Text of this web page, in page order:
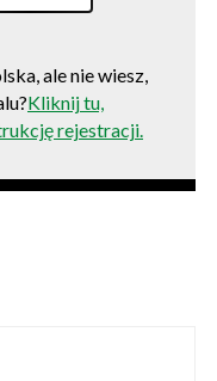
ale nie wiesz,
Kliknij tu,
rejestracji.